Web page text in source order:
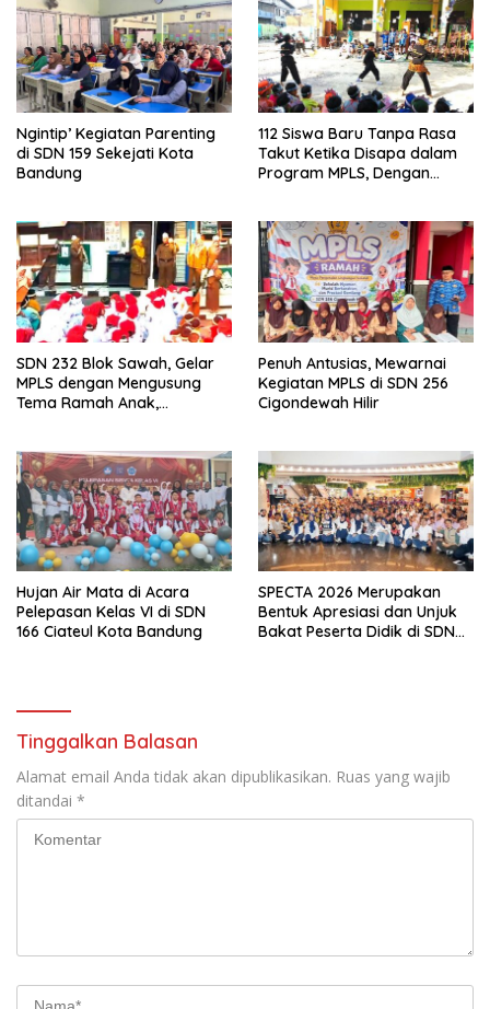
Ngintip’ Kegiatan Parenting
di SDN 159 Sekejati Kota
Bandung
112 Siswa Baru Tanpa Rasa
Takut Ketika Disapa dalam
Program MPLS, Dengan
Cigondewah
SDN 232 Blok Sawah, Gelar
MPLS dengan Mengusung
Tema Ramah Anak,
Penuh Antusias, Mewarnai
Kegiatan MPLS di SDN 256
Cigondewah Hilir
Hujan Air Mata di Acara
Pelepasan Kelas VI di SDN
166 Ciateul Kota Bandung
SPECTA 2026 Merupakan
Bentuk Apresiasi dan Unjuk
Bakat Peserta Didik di SDN
Tinggalkan Balasan
Alamat email Anda tidak akan dipublikasikan. Ruas yang wajib
ditandai *